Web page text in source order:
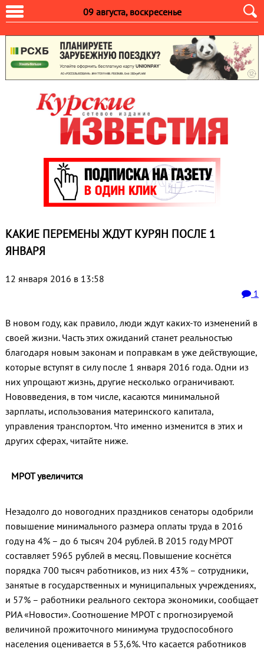
09 августа, воскресенье
КАКИЕ ПЕРЕМЕНЫ ЖДУТ КУРЯН ПОСЛЕ 1
ЯНВАРЯ
12 января 2016 в 13:58
1
В новом году, как правило, люди ждут каких-то изменений в
своей жизни. Часть этих ожиданий станет реальностью
благодаря новым законам и поправкам в уже действующие,
которые вступят в силу после 1 января 2016 года. Одни из
них упрощают жизнь, другие несколько ограничивают.
Нововведения, в том числе, касаются минимальной
зарплаты, использования материнского капитала,
управления транспортом. Что именно изменится в этих и
других сферах, читайте ниже.
МРОТ увеличится
Незадолго до новогодних праздников сенаторы одобрили
повышение минимального размера оплаты труда в 2016
году на 4% – до 6 тысяч 204 рублей. В 2015 году МРОТ
составляет 5965 рублей в месяц. Повышение коснётся
порядка 700 тысяч работников, из них 43% – сотрудники,
занятые в государственных и муниципальных учреждениях,
и 57% – работники реального сектора экономики, сообщает
РИА «Новости». Соотношение МРОТ с прогнозируемой
величиной прожиточного минимума трудоспособного
населения оценивается в 53,6%. Что касается работников